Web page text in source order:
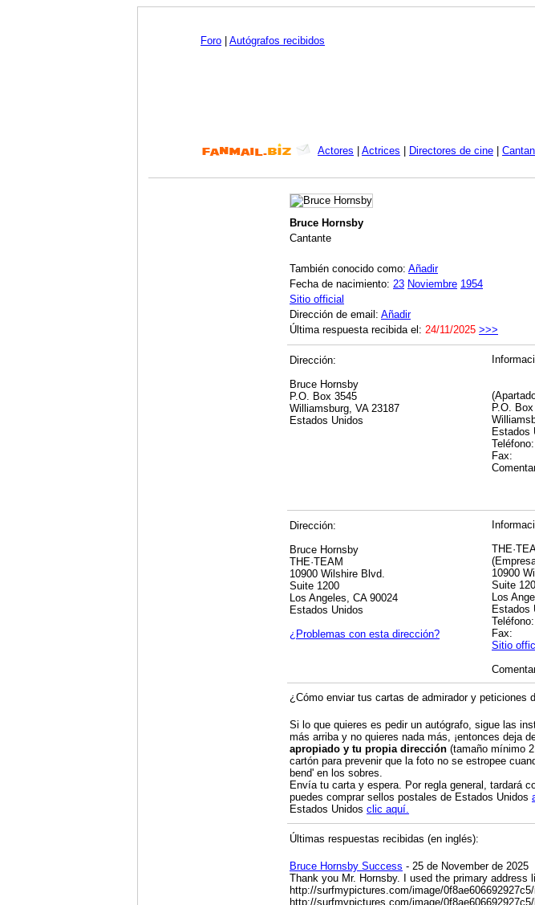
Foro Autógrafos recibidos
Actores Actrices Directores de cine
Bruce Hornsby
Cantante
También conocido como: Añadir
Fecha de nacimiento: 23 Noviembre 1954
Sitio official
Dirección de email: Añadir
Última respuesta recibida el: 24/11/2025 >>>
Dirección:
Bruce Hornsby
P.O. Box 3545
Williamsburg, VA 23187
Estados Unidos
P.O.
Estados
Teléfono:
Fax:
Dirección:
Bruce Hornsby
THE·TEAM
10900 Wilshire Blvd.
Suite 1200
Los Angeles, CA 90024
Estados Unidos
¿Problemas con esta dirección?
10900
Suite
Los
Estados
Fax:
Sitio
¿Cómo enviar tus cartas de admirador y peticiones
Si lo que quieres es pedir un autógrafo, sigue las
más arriba y no quieres nada más, ¡entonces deja
apropiado y tu propia dirección (tamaño mínimo
cartón para prevenir que la foto no se estropee
bend' en los sobres.
Envía tu carta y espera. Por regla general, tardará
puedes comprar sellos postales de Estados Unidos
Estados Unidos clic aquí.
Últimas respuestas recibidas (en inglés):
Bruce Hornsby Success - 25 de November de 2025
Thank you Mr. Hornsby. I used the primary
http://surfmypictures.com/image/
http://surfmypictures.com/image/